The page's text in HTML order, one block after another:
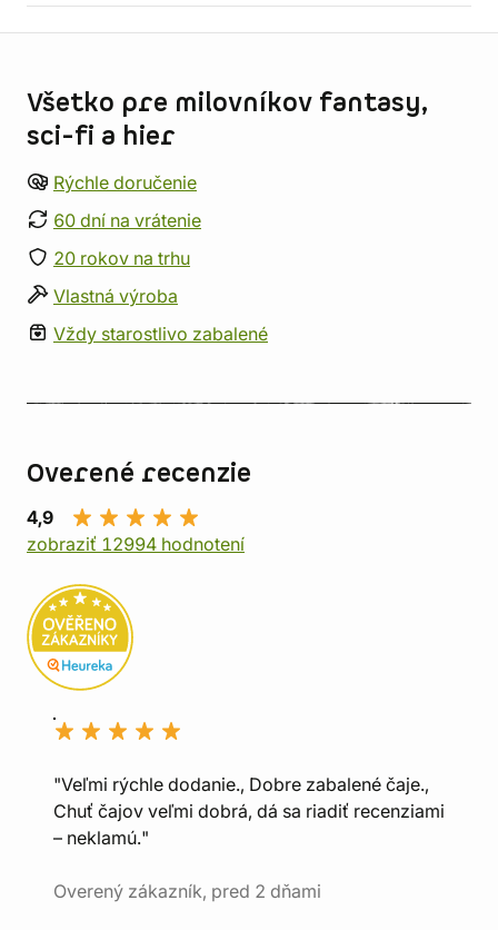
Všetko pre milovníkov fantasy,
sci-fi a hier
Rýchle doručenie
60 dní na vrátenie
20 rokov na trhu
Vlastná výroba
Vždy starostlivo zabalené
Overené recenzie
4,9
zobraziť 12994 hodnotení
"Veľmi rýchle dodanie., Dobre zabalené čaje.,
Chuť čajov veľmi dobrá, dá sa riadiť recenziami
– neklamú."
Overený zákazník, pred 2 dňami